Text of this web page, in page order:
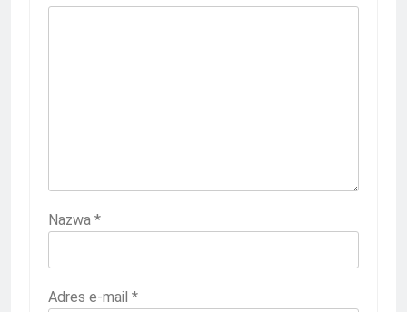
Nazwa *
Adres e-mail *